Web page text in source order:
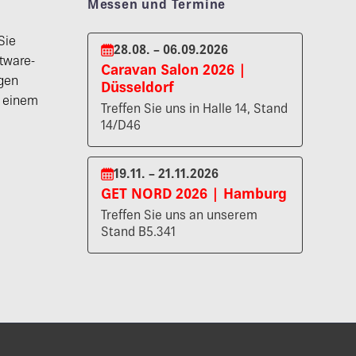
Messen und Termine
28.08. – 06.09.2026
Caravan Salon 2026 |
Düsseldorf
Treffen Sie uns in Halle 14, Stand
14/D46
19.11. – 21.11.2026
GET NORD 2026 | Hamburg
Treffen Sie uns an unserem
Stand B5.341